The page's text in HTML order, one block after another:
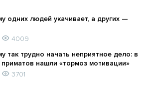
одних людей укачивает, а других —
4009
так трудно начать неприятное дело: в
приматов нашли «тормоз мотивации»
3701